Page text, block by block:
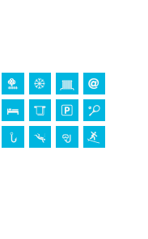
Radfahren, Klettern,
Schnorcheln,
5 Kilometern von der
von der Villa)